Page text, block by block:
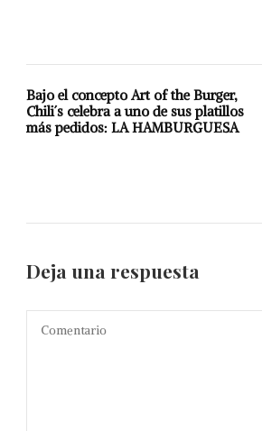
Bajo el concepto Art of the Burger,
Chili´s celebra a uno de sus platillos
más pedidos: LA HAMBURGUESA
Deja una respuesta